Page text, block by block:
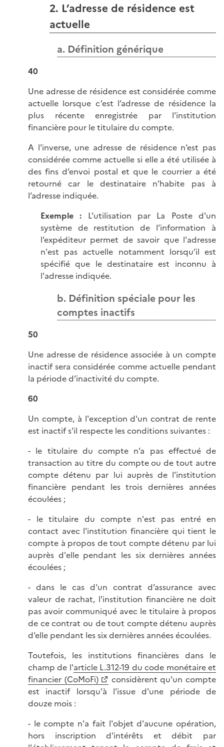
2. L’adresse de résidence est
actuelle
a. Définition générique
40
Une adresse de résidence est considérée comme
actuelle lorsque c’est l’adresse de résidence la
plus récente enregistrée par l’institution
financière pour le titulaire du compte.
A l'inverse, une adresse de résidence n’est pas
considérée comme actuelle si elle a été utilisée à
des fins d’envoi postal et que le courrier a été
retourné car le destinataire n’habite pas à
l’adresse indiquée.
Exemple : L'utilisation par La Poste d'un
système de restitution de l’information à
l’expéditeur permet de savoir que l'adresse
n'est pas actuelle notamment lorsqu’il est
spécifié que le destinataire est inconnu à
l'adresse indiquée.
b. Définition spéciale pour les
comptes inactifs
50
Une adresse de résidence associée à un compte
inactif sera considérée comme actuelle pendant
la période d’inactivité du compte.
60
Un compte, à l'exception d'un contrat de rente
est inactif s'il respecte les conditions suivantes :
- le titulaire du compte n’a pas effectué de
transaction au titre du compte ou de tout autre
compte détenu par lui auprès de l’institution
financière pendant les trois dernières années
écoulées ;
- le titulaire du compte n'est pas entré en
contact avec l'institution financière qui tient le
compte à propos de tout compte détenu par lui
auprès d'elle pendant les six dernières années
écoulées ;
- dans le cas d'un contrat d’assurance avec
valeur de rachat, l'institution financière ne doit
pas avoir communiqué avec le titulaire à propos
de ce contrat ou de tout compte détenu auprès
d’elle pendant les six dernières années écoulées.
Toutefois, les institutions financières dans le
champ de l'article L.312-19 du code monétaire et
financier (CoMoFi)
considèrent qu'un compte
est inactif lorsqu'à l'issue d'une période de
douze mois :
- le compte n'a fait l'objet d'aucune opération,
hors inscription d'intérêts et débit par